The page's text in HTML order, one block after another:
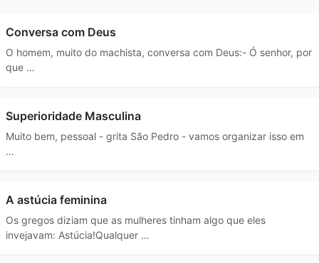
Conversa com Deus
O homem, muito do machista, conversa com Deus:- Ó senhor, por
que …
Superioridade Masculina
Muito bem, pessoal - grita São Pedro - vamos organizar isso em
…
A astúcia feminina
Os gregos diziam que as mulheres tinham algo que eles
invejavam: Astúcia!Qualquer …